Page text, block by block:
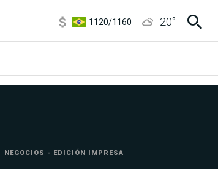
3,6/3,9
20°
NEGOCIOS - EDICIÓN IMPRESA